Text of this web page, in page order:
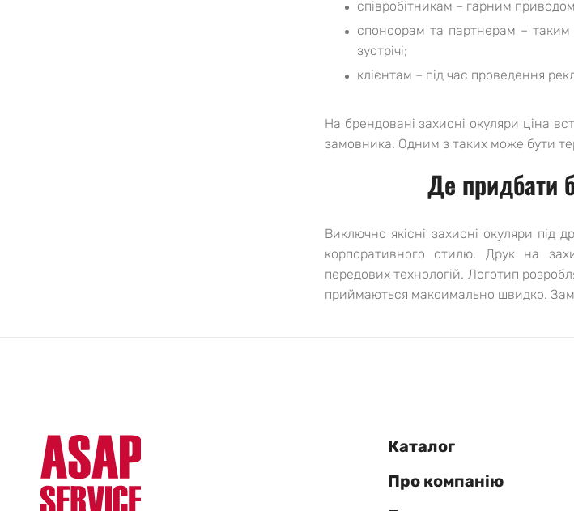
співробітникам – гарним
спонсорам та партнерам – таким
зустрічі;
клієнтам – під час проведення
На брендовані захисні окуляри ціна
замовника. Одним з таких може бути
Де придбати
Виключно якісні захисні окуляри під
корпоративного стилю. Друк на
передових технологій. Логотип
приймаються максимально швидко.
Каталог
Про компанію